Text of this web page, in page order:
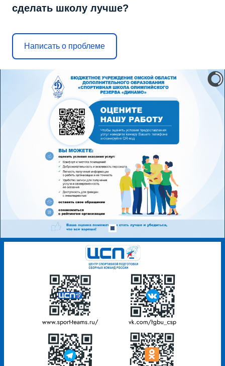
сделать школу лучше?
Написать о проблеме